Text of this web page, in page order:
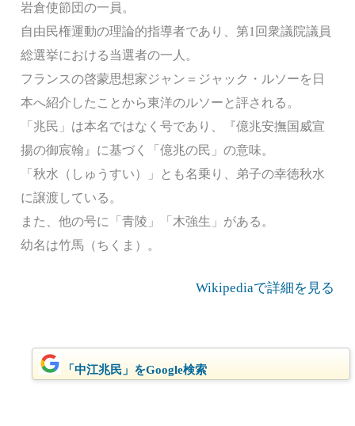
岩倉使節団の一員。
自由民権運動の理論的指導者であり、第1回衆議院議員
総選挙における当選者の一人。
フランスの啓蒙思想家ジャン＝ジャック・ルソーを日
本へ紹介したことから東洋のルソーと評される。
「兆民」は本名ではなく号であり、『億兆安撫国威宣
揚の御宸翰』に基づく「億兆の民」の意味。
「秋水（しゅうすい）」とも名乗り、弟子の幸徳秋水
に譲渡している。
また、他の号に「青陵」「木強生」がある。
幼名は竹馬（ちくま）。
Wikipediaで詳細を見る
「中江兆民」をGoogle検索